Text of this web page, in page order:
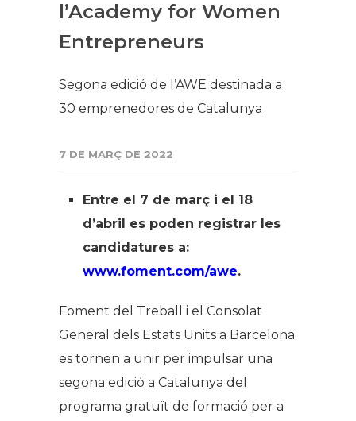
l’Academy for Women
Entrepreneurs
Segona edició de l’AWE destinada a
30 emprenedores de Catalunya
7 DE MARÇ DE 2022
Entre el 7 de març i el 18
d’abril es poden registrar les
candidatures a:
www.foment.com/awe.
Foment del Treball i el Consolat
General dels Estats Units a Barcelona
es tornen a unir per impulsar una
segona edició a Catalunya del
programa gratuït de formació per a